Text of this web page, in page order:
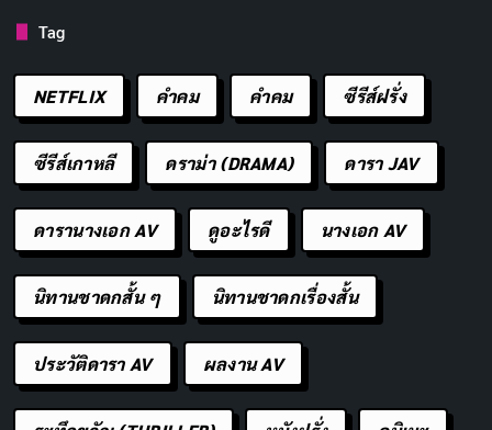
Tag
NETFLIX คำคม คําคม ซีรีส์ฝรั่ง
ซีรีส์เกาหลี ดราม่า (DRAMA) ดารา JAV
ดารานางเอก AV ดูอะไรดี นางเอก AV
นิทานชาดกสั้น ๆ นิทานชาดกเรื่องสั้น
ประวัติดารา AV ผลงาน AV